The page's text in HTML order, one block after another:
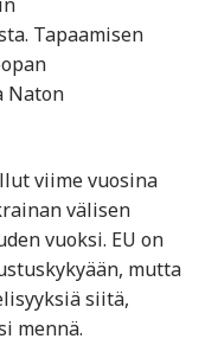
Tapaamisen
Naton
viime vuosina
välisen
vuoksi. EU on
mutta
siitä,
mennä.